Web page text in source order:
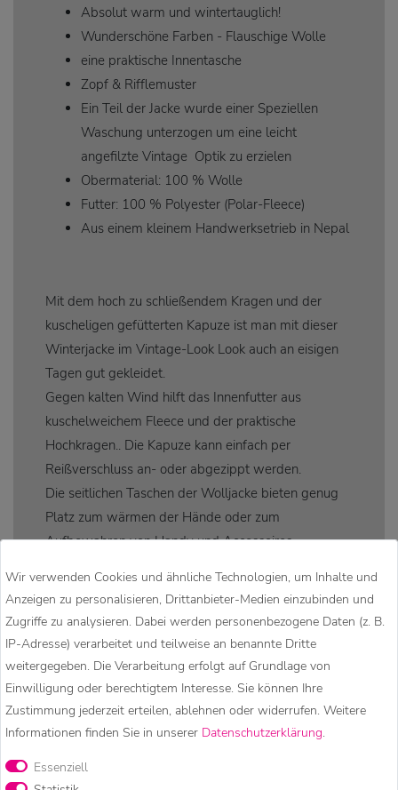
Absolut warm und wintertauglich!
Wunderschöne Farben - Flauschige Wolle
eine praktische Innentasche
Zopf & Rifflemuster
Ein Teil der Jacke wurde einer Speziellen
Waschung unterzogen um eine leicht
angefilzte Vintage Optik zu erzielen
Obermaterial: 100 % Wolle
Futter: 100 % Polyester (Polar-Fleece)
Aus einem kleinem Handwerksetrieb in Nepal
Mit dem hoch zu schließendem Kragen und der
kuscheligen gefütterten Kapuze ist man mit dieser
Winterjacke im Vintage-Look Look auch an eisigen
Tagen gut gekleidet.
Gegen kalten Wind hilft das Innenfutter aus
kuschelweichem Fleece und der praktische
Hochkragen.. Die Kapuze kann einfach per
Reißverschluss an- oder abgezippt werden.
Die seitlichen Taschen der Wolljacke bieten genug
Platz zum wärmen der Hände oder zum
Aufbewahren von Handy und Accessoires.
sich die Winterjacke ganz einfach individuell
anpassen.
Der Mix von Zopfmuster und Rifflemuste, sowie
auch die Spezielle-Vintage-Waschung geben der
Jacke einen charmanten unvergleichlichen Look
Diese gestrickte Winterjacke aus Neuseeländischer
Schurwolle besticht durch Ihren legeren klassischen
Schnitt und die besonders hochwertige, weiche und
Wir verwenden Cookies und ähnliche Technologien, um Inhalte und
Anzeigen zu personalisieren, Drittanbieter-Medien einzubinden und
Zugriffe zu analysieren. Dabei werden personenbezogene Daten (z. B.
IP-Adresse) verarbeitet und teilweise an benannte Dritte
weitergegeben. Die Verarbeitung erfolgt auf Grundlage von
Einwilligung oder berechtigtem Interesse. Sie können Ihre
Zustimmung jederzeit erteilen, ablehnen oder widerrufen. Weitere
Informationen finden Sie in unserer Daten­schutz­erklärung.
Essenziell